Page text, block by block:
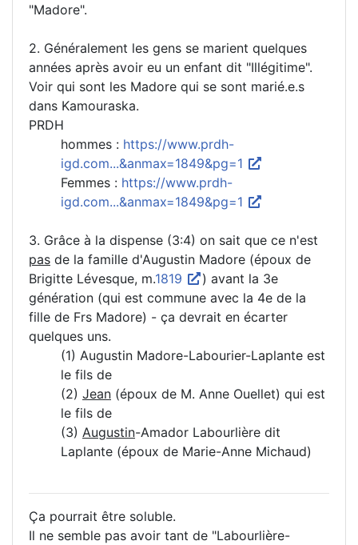
"Madore".
2. Généralement les gens se marient quelques
années après avoir eu un enfant dit "Illégitime".
Voir qui sont les Madore qui se sont marié.e.s
dans Kamouraska.
PRDH
hommes : https://www.prdh-
igd.com...&anmax=1849&pg=1
Femmes : https://www.prdh-
igd.com...&anmax=1849&pg=1
3. Grâce à la dispense (3:4) on sait que ce n'est
pas de la famille d'Augustin Madore (époux de
Brigitte Lévesque, m.1819
) avant la 3e
génération (qui est commune avec la 4e de la
fille de Frs Madore) - ça devrait en écarter
quelques uns.
(1) Augustin Madore-Labourier-Laplante est
le fils de
(2) Jean (époux de M. Anne Ouellet) qui est
le fils de
(3) Augustin-Amador Labourlière dit
Laplante (époux de Marie-Anne Michaud)
Ça pourrait être soluble.
Il ne semble pas avoir tant de "Labourlière-